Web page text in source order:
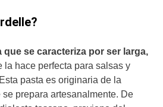
que se caracteriza por ser larga,
la hace perfecta para salsas y
pasta es originaria de la
prepara artesanalmente. De